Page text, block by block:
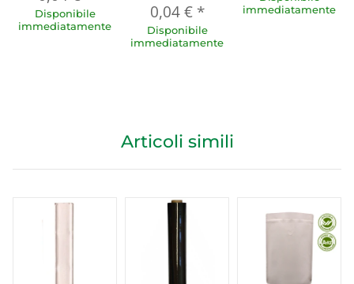
Disponibile
immediatamente
0,04 € *
Disponibile
immediatamente
immediatamente
Articoli simili